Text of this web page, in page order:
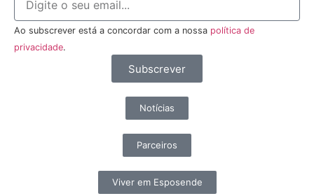
Ao subscrever está a concordar com a nossa política de
privacidade.
Subscrever
Notícias
Parceiros
Viver em Esposende